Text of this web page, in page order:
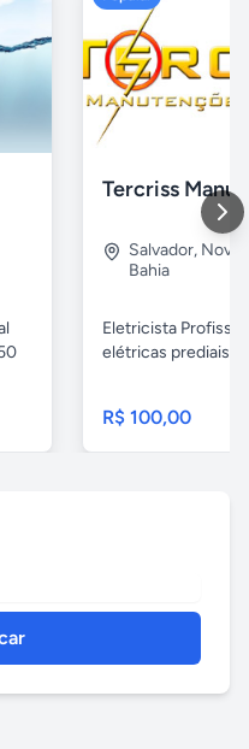
Salvador, Nova
Bahia
Eletricista
elétricas prediais e
R$ 100,00